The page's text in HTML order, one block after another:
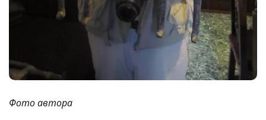
Фото автора